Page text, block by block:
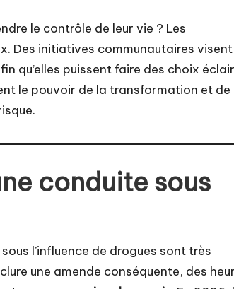
le contrôle de leur vie ? Les
Des initiatives communautaires
qu’elles puissent faire des choix
le pouvoir de la transformation et de
conduite sous
l’influence de drogues sont très
une amende conséquente, des